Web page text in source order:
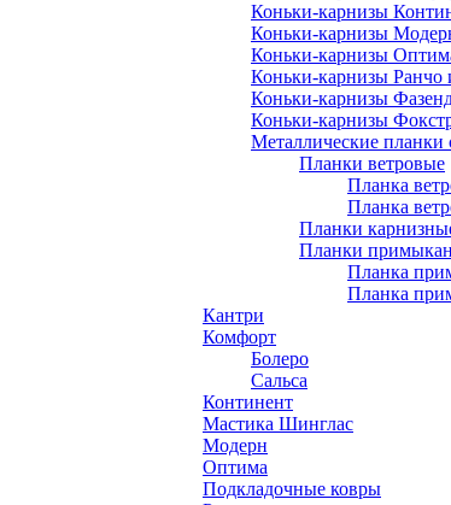
Коньки-карнизы
Коньки-карнизы
Коньки-карнизы
Коньки-карнизы Ранчо
Коньки-карнизы
Коньки-карнизы
Металлические планки
Планки ветровые
Планка
Планка
Планки
Планки
Планка
Планка
Кантри
Комфорт
Болеро
Сальса
Континент
Мастика Шинглас
Модерн
Оптима
Подкладочные ковры